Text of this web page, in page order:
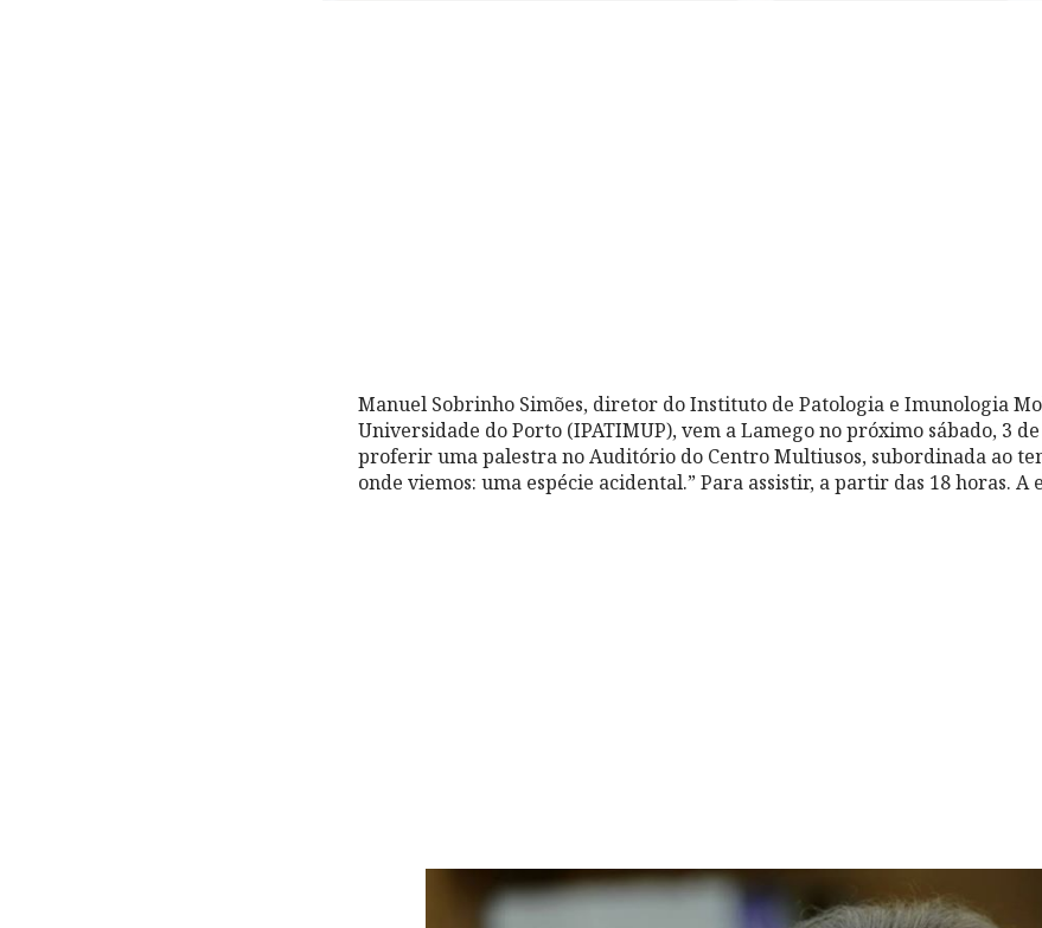
Manuel Sobrinho Simões, diretor do Instituto de Patologia e Imunologia
Universidade do Porto (IPATIMUP), vem a Lamego no próximo sábado, 3
proferir uma palestra no Auditório do Centro Multiusos, subordinada ao
onde viemos: uma espécie acidental.” Para assistir, a partir das 18 horas. A